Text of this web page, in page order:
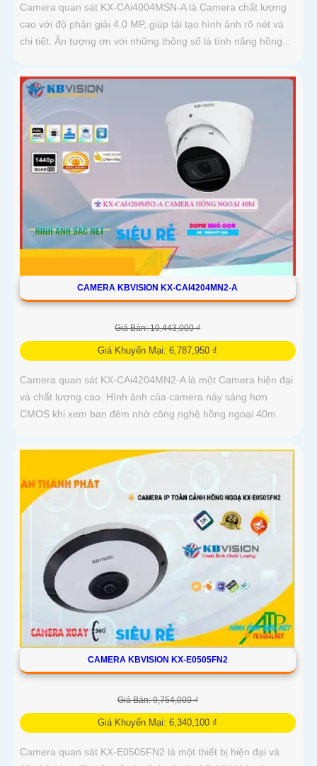
Camera quan sát KX-CAi4004MSN-A là Camera chất lượng
cao với độ phân giải 4.0 MP, giúp tái tạo hình ảnh rõ nét và
chi tiết. Ấn tượng ơn với những thông số là tính năng hồng...
CAMERA KBVISION KX-CAI4204MN2-A
Giá Bán: 10,443,000 ₫
Giá Khuyến Mại: 6,787,950 ₫
Camera quan sát KX-CAi4204MN2-A là một Camera hiện đại
và chất lượng cao. Hình ảnh của camera này sáng hơn
CMOS khi xem ban đêm nhờ công nghệ hồng ngoại 40m
CAMERA KBVISION KX-E0505FN2
Giá Bán: 9,754,000 ₫
Giá Khuyến Mại: 6,340,100 ₫
Camera quan sát KX-E0505FN2 là một thiết bị hiện đại và